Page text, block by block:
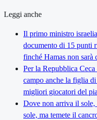
Leggi anche
Il primo ministro
documento di 15 punti
finché Hamas non sarà
Per la Repubblica
campo anche la figlia
migliori giocatori del
Dove non arriva il
sole, ma temete il